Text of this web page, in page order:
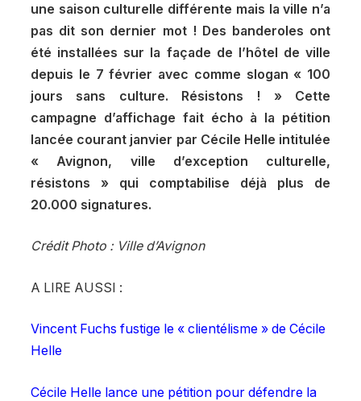
une saison culturelle différente mais la ville n’a
pas dit son dernier mot ! Des banderoles ont
été installées sur la façade de l’hôtel de ville
depuis le 7 février avec comme slogan « 100
jours sans culture. Résistons ! » Cette
campagne d’affichage fait écho à la pétition
lancée courant janvier par Cécile Helle intitulée
« Avignon, ville d’exception culturelle,
résistons » qui comptabilise déjà plus de
20.000 signatures.
Crédit Photo : Ville d’Avignon
A LIRE AUSSI :
Vincent Fuchs fustige le « clientélisme » de Cécile
Helle
Cécile Helle lance une pétition pour défendre la